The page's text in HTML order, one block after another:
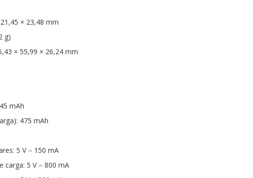
× 23,48 mm
g)
× 55,99 × 26,24 mm
mAh
475 mAh
5 V ⎓ 150 mA
carga: 5 V ⎓ 800 mA